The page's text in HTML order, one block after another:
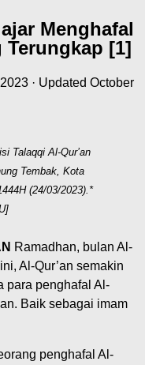
Menghafal
Terungkap [1]
· Updated October
Talaqqi Al-Qur’an
Tembak, Kota
(24/03/2023).*
Ramadhan, bulan Al-
Al-Qur’an semakin
para penghafal Al-
Baik sebagai imam
penghafal Al-